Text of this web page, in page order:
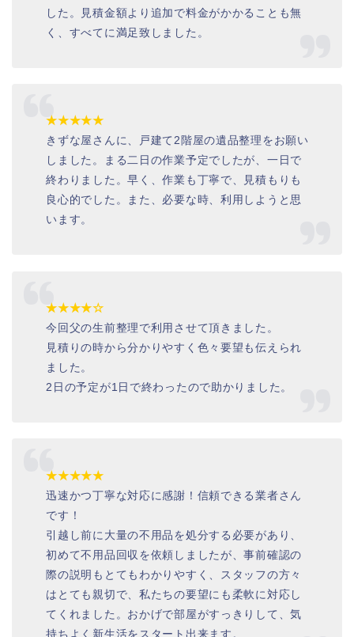
した。見積金額より追加で料金がかかることも無
く、すべてに満足致しました。
★★★★★
きずな屋さんに、戸建て2階屋の遺品整理をお願い
しました。まる二日の作業予定でしたが、一日で
終わりました。早く、作業も丁寧で、見積もりも
良心的でした。また、必要な時、利用しようと思
います。
★★★★☆
今回父の生前整理で利用させて頂きました。
見積りの時から分かりやすく色々要望も伝えられ
ました。
2日の予定が1日で終わったので助かりました。
★★★★★
迅速かつ丁寧な対応に感謝！信頼できる業者さん
です！
引越し前に大量の不用品を処分する必要があり、
初めて不用品回収を依頼しましたが、事前確認の
際の説明もとてもわかりやすく、スタッフの方々
はとても親切で、私たちの要望にも柔軟に対応し
てくれました。おかげで部屋がすっきりして、気
持ちよく新生活をスタート出来ます。